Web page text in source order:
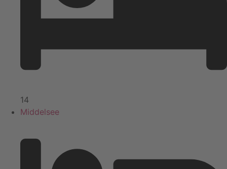
14
Middelsee